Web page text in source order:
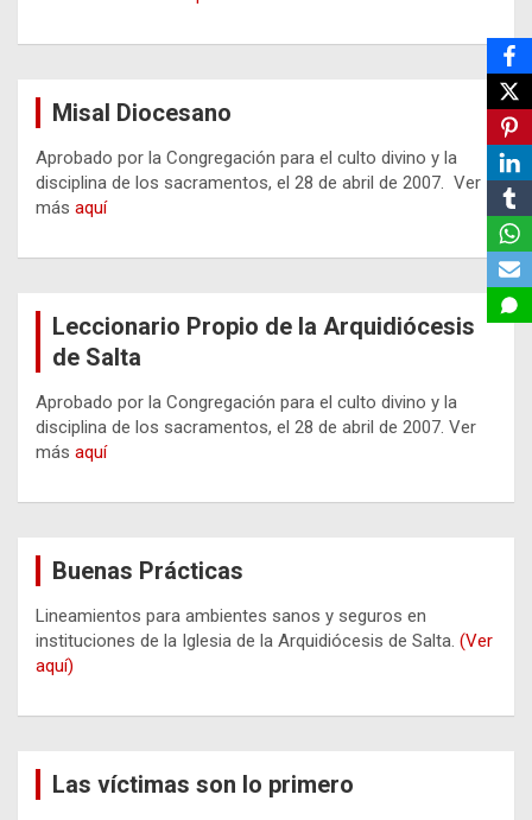
Misal Diocesano
Aprobado por la Congregación para el culto divino y la
disciplina de los sacramentos, el 28 de abril de 2007. Ver
más aquí
Leccionario Propio de la Arquidiócesis
de Salta
Aprobado por la Congregación para el culto divino y la
disciplina de los sacramentos, el 28 de abril de 2007. Ver
más aquí
Buenas Prácticas
Lineamientos para ambientes sanos y seguros en
instituciones de la Iglesia de la Arquidiócesis de Salta. (Ver
aquí)
Las víctimas son lo primero